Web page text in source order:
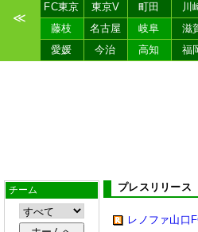
≪
FC東京
東京V 町田 川
藤枝
名古屋 岐阜 滋
愛媛
今治 高知 福
チーム プレスリリース
レノファ山口